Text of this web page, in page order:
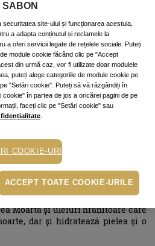
28 de zile, iar
celulelor moarte, ci și o stimulare
natural de reînnoire al pielii
multe cauze (vârstă, hormoni,
care duce la blocarea
sau piele cu aspect tern. Iar
sau chimică, nu face decât să ajute
de procedură. În primul rând,
pentru că, așa, pielea ta va avea
a corpului, pregătire pielii
cald înainte. Optează apoi pentru
Moartă și uleiuri hrănitoare care
dar și hidratează pielea și o
SABON
site-ului și funcționarea acestuia,
a adapta conținutul și reclamele la
a oferi servicii legate de rețelele sociale. Puteți
module cookie făcând clic pe "Accept
din urmă caz, vor fi utilizate doar modulele
puteți alege categoriile de module cookie pe
"Setări cookie". Puteți să vă răzgândiți în
în partea de jos a oricărei pagini de pe
faceți clic pe "Setări cookie" sau
COOKIE-URI
ACCEPT TOATE COOKIE-URILE